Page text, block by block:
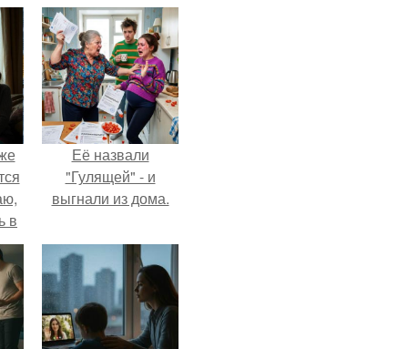
в
Её назвали
"Гулящей" - и
выгнали из дома.